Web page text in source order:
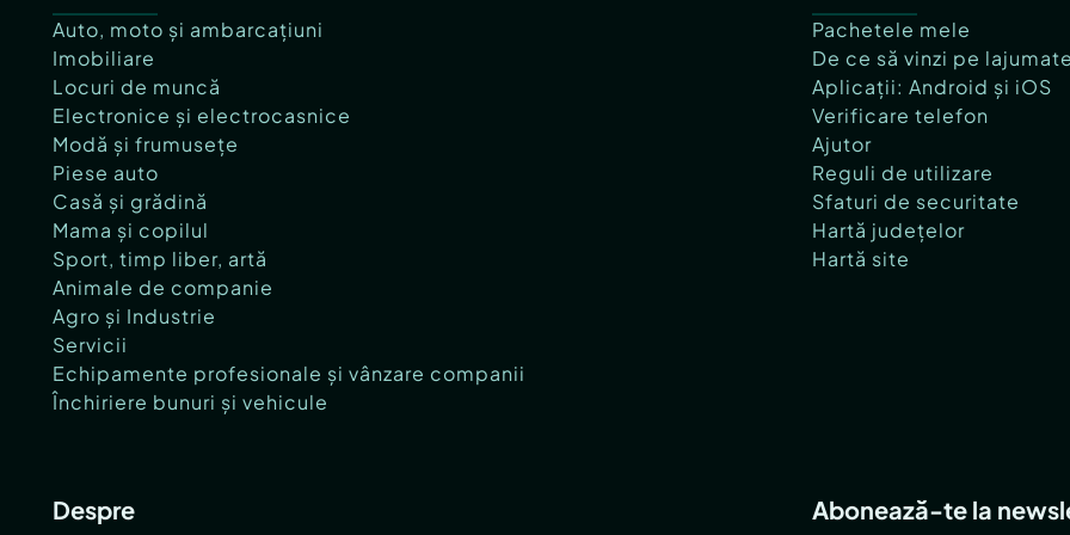
Auto, moto și ambarcațiuni
Imobiliare
Locuri de muncă
Electronice și electrocasnice
Modă și frumusețe
Piese auto
Casă și grădină
Mama și copilul
Sport, timp liber, artă
Animale de companie
Agro și Industrie
Servicii
Echipamente profesionale și vânzare companii
Închiriere bunuri și vehicule
Pachetele mele
De ce să vinzi pe
Aplicații: Android și iOS
Verificare telefon
Ajutor
Reguli de utilizare
Sfaturi de securitate
Hartă județelor
Hartă site
Despre Abonează-te la